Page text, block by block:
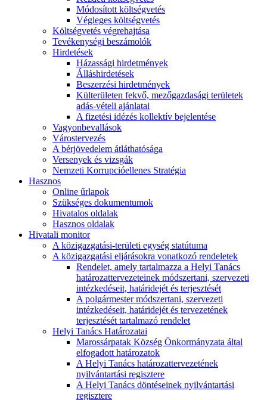
Módosított költségvetés
Végleges költségvetés
Költségvetés végrehajtása
Tevékenységi beszámolók
Hirdetések
Házassági hirdetmények
Álláshirdetések
Beszerzési hirdetmények
Külterületen fekvő, mezőgazdasági területek
adás-vételi ajánlatai
A fizetési idézés kollektív bejelentése
Vagyonbevallások
Várostervezés
A bérjövedelem átláthatósága
Versenyek és vizsgák
Nemzeti Korrupcióellenes Stratégia
Hasznos
Online űrlapok
Szükséges dokumentumok
Hivatalos oldalak
Hasznos oldalak
Hivatali monitor
A közigazgatási-területi egység statútuma
A közigazgatási eljárásokra vonatkozó rendeletek
Rendelet, amely tartalmazza a Helyi Tanács
határozattervezeteinek módszertani, szervezeti
intézkedéseit, határidejét és terjesztését
A polgármester módszertani, szervezeti
intézkedéseit, határidejét és tervezetének
terjesztését tartalmazó rendelet
Helyi Tanács Határozatai
Marossárpatak Község Önkormányzata által
elfogadott határozatok
A Helyi Tanács határozattervezetének
nyilvántartási regisztere
A Helyi Tanács döntéseinek nyilvántartási
regisztere